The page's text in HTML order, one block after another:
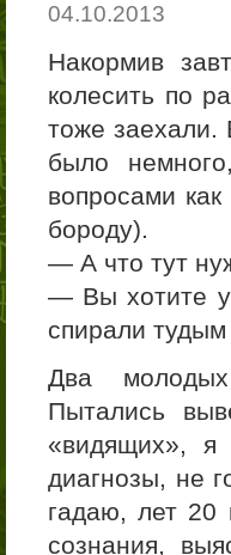
04.10.2013
Накормив
колесить по
тоже заехали.
было
вопросами
бороду).
— А что тут
— Вы хотите
спирали
Два молодых
Пытались
«видящих», я
диагнозы, не
гадаю, лет 20
сознания,